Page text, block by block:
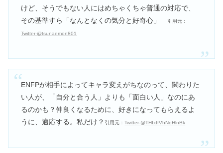
けど、そうでもない人にはめちゃくちゃ普通の対応で、
その基準すら「なんとなくの気分と好奇心」
引用元：
Twitter-@tsunaemon801
ENFPが相手によってキャラ変えがちなのって、関わりた
い人が、「自分と合う人」よりも「面白い人」なのにあ
るのかも？仲良くなるために、好きになってもらえるよ
うに、適応する。私だけ？ 引用元：Twitter-@THIxffVhNoHlnBk